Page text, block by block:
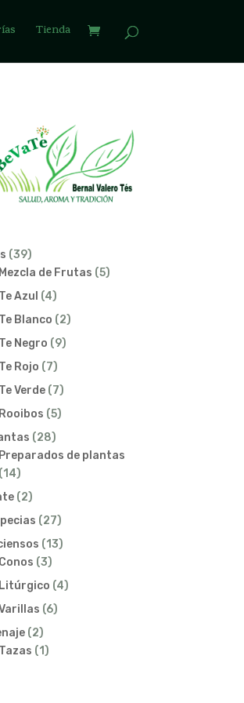
Tienda
3939
productos
Mezcla de Frutas 55
Te Azul 44
productos
Te Blanco 22
Te Negro 99
Te Rojo 77
productos
Te Verde 77
productos
Rooibos 55
2828
productos
Preparados de plantas
1414
productos
22
productos
2727
productos
1313
Conos 33
productos
Litúrgico 44
66
22
productos
Tazas 11